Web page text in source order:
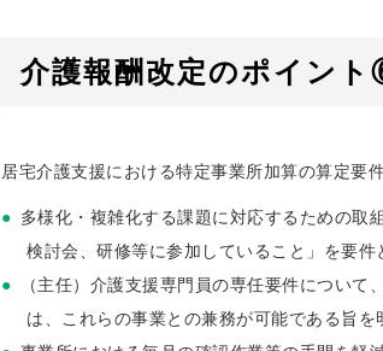
介護報酬改定のポイン
居宅介護支援における特定事業所加算の算定要
多様化・複雑化する課題に対応するための取
検討会、研修等に参加していること」を要件
（主任）介護支援専門員の専任要件につい
は、これらの事業との兼務が可能である旨を